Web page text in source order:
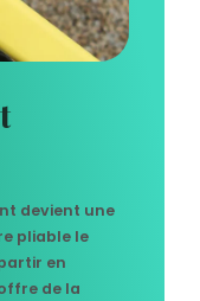
devient une
pliable le
en
de la